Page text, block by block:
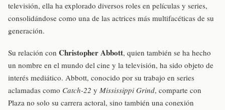
televisión, ella ha explorado diversos roles en películas y series,
consolidándose como una de las actrices más multifacéticas de su
generación.
Su relación con Christopher Abbott, quien también se ha hecho
un nombre en el mundo del cine y la televisión, ha sido objeto de
interés mediático. Abbott, conocido por su trabajo en series
aclamadas como Catch-22 y Mississippi Grind, comparte con
Plaza no solo su carrera actoral, sino también una conexión